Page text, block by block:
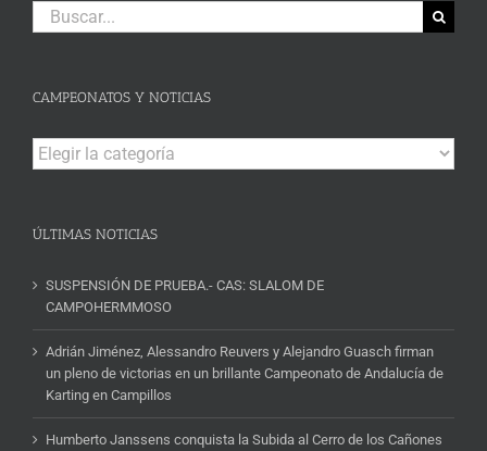
Buscar:
CAMPEONATOS Y NOTICIAS
Campeonatos
y
ÚLTIMAS NOTICIAS
SUSPENSIÓN DE PRUEBA.- CAS: SLALOM DE
CAMPOHERMMOSO
Adrián Jiménez, Alessandro Reuvers y Alejandro Guasch firman
un pleno de victorias en un brillante Campeonato de Andalucía de
Karting en Campillos
Humberto Janssens conquista la Subida al Cerro de los Cañones